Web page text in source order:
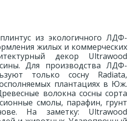
из экологичного ЛДФ-
жилых и коммерческих
декор Ultrawood
Для производства ЛДФ-
только сосну Radiatа,
плантациях в Юж.
волокна сосны сорта
смолы, парафин, грунт
На заметку: Ultrawood